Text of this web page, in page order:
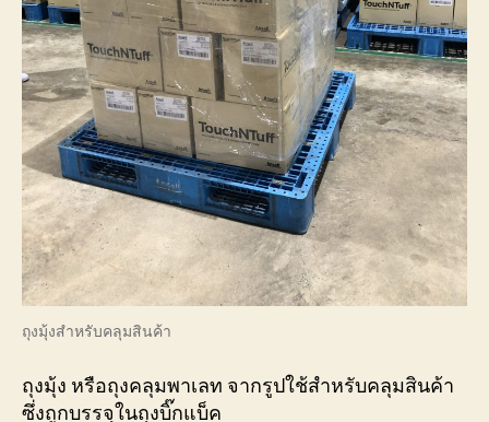
ถุงมุ้งสำหรับคลุมสินค้า
ถุงมุ้ง หรือถุงคลุมพาเลท จากรูปใช้สำหรับคลุมสินค้า
ซึ่งถูกบรรจุในถุงบิ๊กแบ็ค